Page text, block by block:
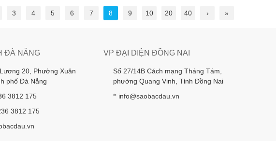
3 4 5 6 7 8 9 10 20 40 › »
ĐÀ NẴNG
20, Phường Xuân
phố Đà Nẵng
3812 175
3812 175
VP ĐẠI DIỆN ĐỒNG NAI
Số 27/14B Cách mạng Tháng Tám,
phường Quang Vinh, Tỉnh Đồng Nai
* info@saobacdau.vn